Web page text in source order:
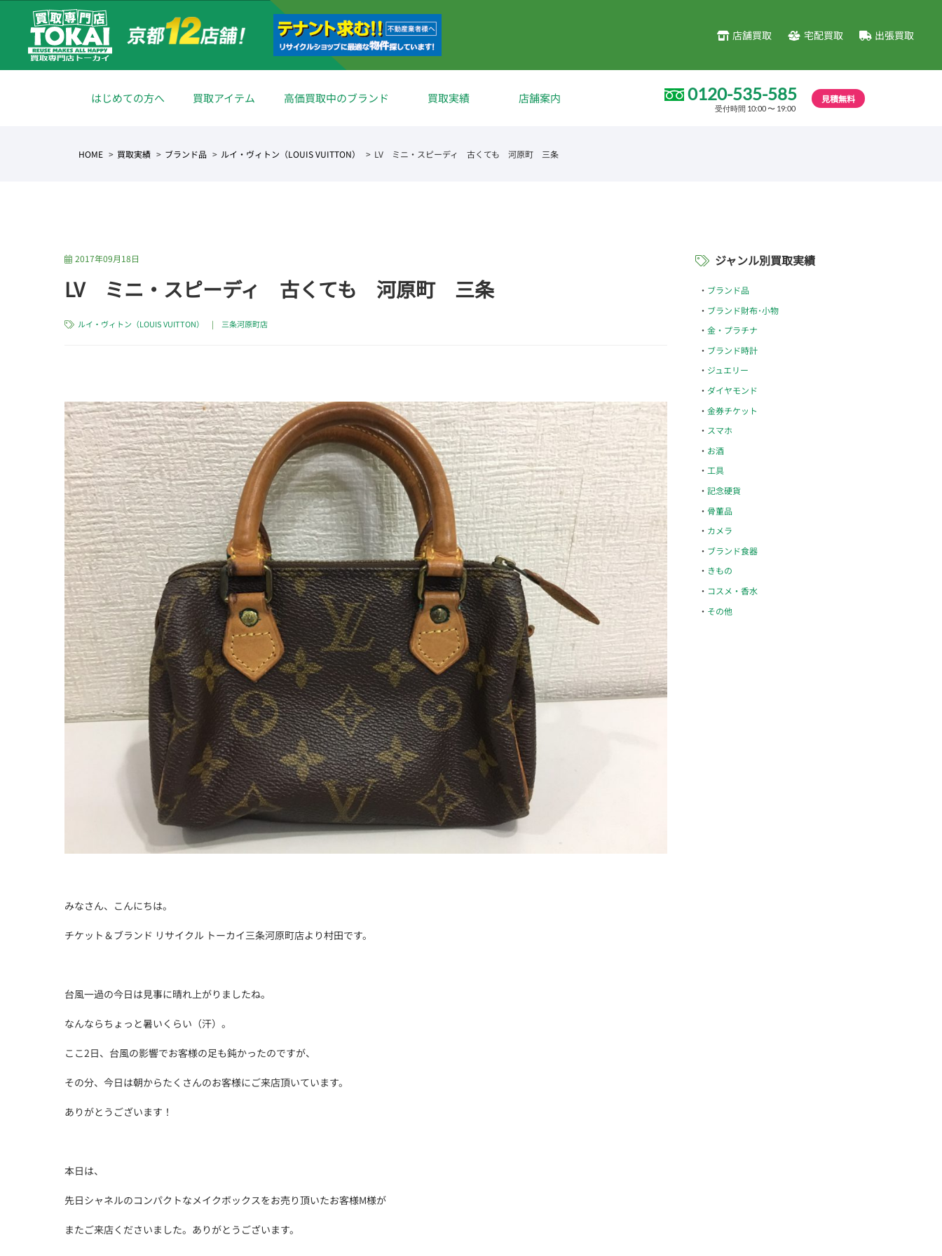
店舗買取 宅配買取 出張買取
はじめての方へ 買取アイテム 高価買取中のブランド 買取実績 店舗案内 0120-535-585
受付時間 10:00 〜 19:00
見積無料
HOME 買取実績 ブランド品 ルイ・ヴィトン（LOUIS VUITTON） LV ミニ・スピーディ 古くても 河原町 三条
2017年09月18日
LV ミニ・スピーディ 古くても 河原町 三条
ルイ・ヴィトン（LOUIS VUITTON） | 三条河原町店
みなさん、こんにちは。
チケット＆ブランド リサイクル トーカイ三条河原町店より村田です。
台風一過の今日は見事に晴れ上がりましたね。
なんならちょっと暑いくらい（汗）。
ここ2日、台風の影響でお客様の足も鈍かったのですが、
その分、今日は朝からたくさんのお客様にご来店頂いています。
ありがとうございます！
本日は、
先日シャネルのコンパクトなメイクボックスをお売り頂いたお客様M様が
またご来店くださいました。ありがとうございます。
ジャンル別買取実績
ブランド品
ブランド財布･小物
金・プラチナ
ブランド時計
ジュエリー
ダイヤモンド
金券チケット
スマホ
お酒
工具
記念硬貨
骨董品
カメラ
ブランド食器
きもの
コスメ・香水
その他